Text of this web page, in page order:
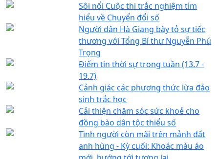
Sôi nổi Cuộc thi trắc nghiệm tìm
hiểu về Chuyển đổi số
Người dân Hà Giang bày tỏ sự tiếc
thương với Tổng Bí thư Nguyễn Phú
Trọng
Điểm tin thời sự trong tuần (13.7 -
19.7)
Cảnh giác các phương thức lừa đảo
sinh trắc học
Cải thiện chăm sóc sức khoẻ cho
đồng bào dân tộc thiểu số
Tình người còn mãi trên mảnh đất
anh hùng - Kỳ cuối: Khoác màu áo